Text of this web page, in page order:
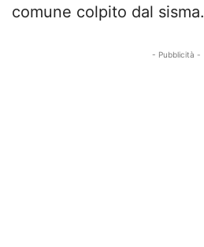
comune colpito dal sisma.
- Pubblicità -